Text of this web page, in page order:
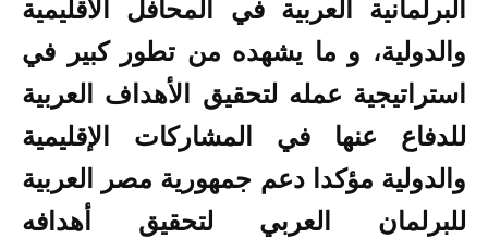
البرلمانية العربية في المحافل الاقليمية
والدولية، و ما يشهده من تطور كبير في
استراتيجية عمله لتحقيق الأهداف العربية
للدفاع عنها في المشاركات الإقليمية
والدولية مؤكدا دعم جمهورية مصر العربية
للبرلمان العربي لتحقيق أهدافه